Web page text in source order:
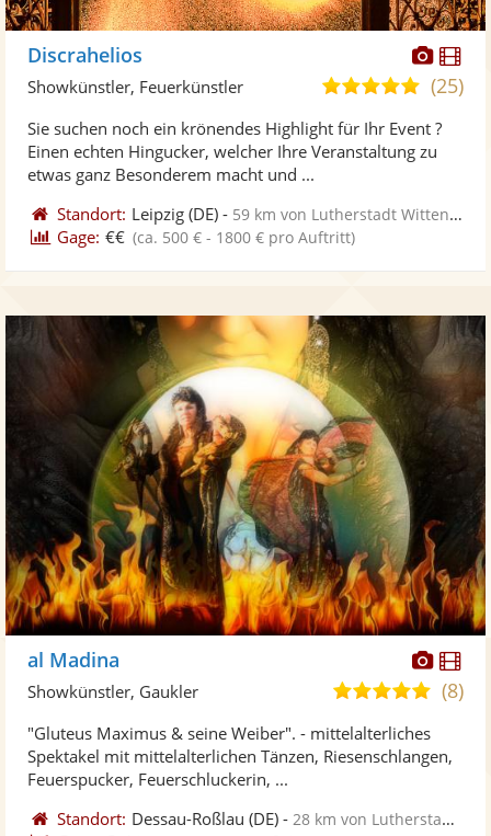
Fotos
Discrahelios
5,0
5
(25)
Showkünstler, Feuerkünstler
Sie suchen noch ein krönendes Highlight für Ihr Event ?
Einen echten Hingucker, welcher Ihre Veranstaltung zu
etwas ganz Besonderem macht und ...
Standort: Leipzig (DE) - 59 km von Lutherstadt Wittenberg
Gage: €€ (ca. 500 € - 1800 € pro Auftritt)
al Madina
4,9
5
Sternen
(8)
Showkünstler, Gaukler
"Gluteus Maximus & seine Weiber". - mittelalterliches
Spektakel mit mittelalterlichen Tänzen, Riesenschlangen,
Feuerspucker, Feuerschluckerin, ...
Standort: Dessau-Roßlau (DE) - 28 km von Lutherstadt Wittenberg